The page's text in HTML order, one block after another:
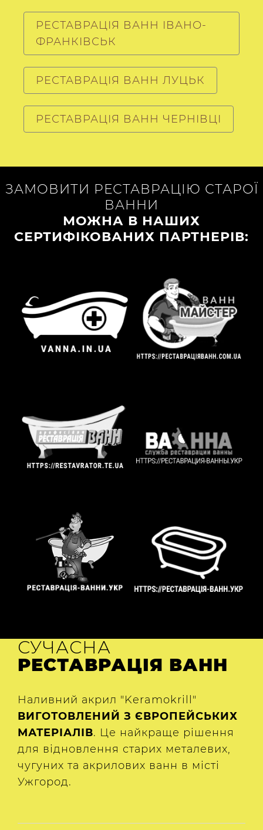
РЕСТАВРАЦІЯ ВАНН ІВАНО-
ФРАНКІВСЬК
РЕСТАВРАЦІЯ ВАНН ЛУЦЬК
РЕСТАВРАЦІЯ ВАНН ЧЕРНІВЦІ
ЗАМОВИТИ РЕСТАВРАЦІЮ СТАРОЇ
ВАННИ
МОЖНА В НАШИХ
СЕРТИФІКОВАНИХ ПАРТНЕРІВ:
СУЧАСНА
РЕСТАВРАЦІЯ ВАНН
Наливний акрил "Keramokrill"
ВИГОТОВЛЕНИЙ З ЄВРОПЕЙСЬКИХ
МАТЕРІАЛІВ. Це найкраще рішення
для відновлення старих металевих,
чугуних та акрилових ванн в місті
Ужгород.